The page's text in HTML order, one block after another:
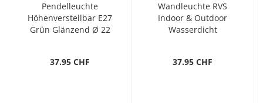
Pendelleuchte
Höhenverstellbar E27
Grün Glänzend Ø 22
37.95 CHF
Wandleuchte RVS
Indoor & Outdoor
Wasserdicht
37.95 CHF